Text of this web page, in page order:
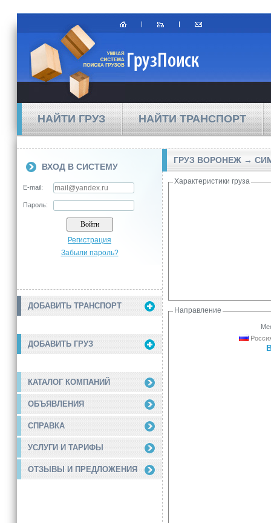
НАЙТИ ГРУЗ НАЙТИ ТРАНСПОРТ
ВХОД В СИСТЕМУ
E-mail:
Пароль:
Регистрация
Забыли пароль?
ДОБАВИТЬ ТРАНСПОРТ
ДОБАВИТЬ ГРУЗ
КАТАЛОГ КОМПАНИЙ
ОБЪЯВЛЕНИЯ
СПРАВКА
УСЛУГИ И ТАРИФЫ
ОТЗЫВЫ И ПРЕДЛОЖЕНИЯ
ГРУЗ ВОРОНЕЖ →
Характеристики груза
Направление